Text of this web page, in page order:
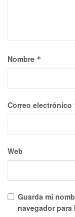
Nombre *
Correo electrónico
Web
Guarda mi
navegador para